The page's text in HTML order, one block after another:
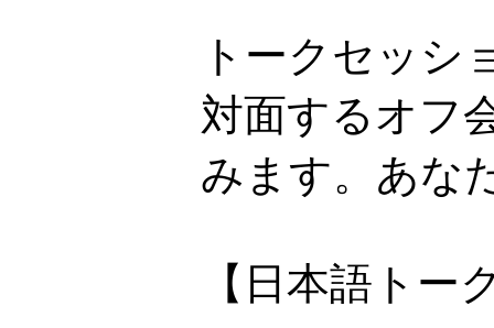
トークセッシ
対面するオフ
みます。あな
【日本語ト